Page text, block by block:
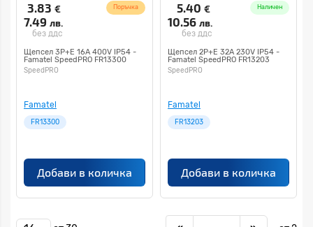
3.83 €
7.49 лв.
без ддс
Поръчка
Щепсел 3P+E 16A 400V IP54 -
Famatel SpeedPRO FR13300
SpeedPRO
Famatel
FR13300
Добави в количка
5.40 €
10.56 лв.
без ддс
Наличен
Щепсел 2P+E 32A 230V IP54 -
Famatel SpeedPRO FR13203
SpeedPRO
Famatel
FR13203
Добави в количка